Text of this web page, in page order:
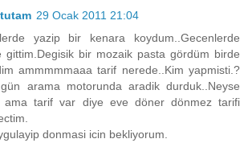
29 Ocak 2011 21:04
yazip bir kenara koydum..Gecenlerde
gittim.Degisik bir mozaik pasta gördüm birde
ammmmmaaa tarif nerede..Kim yapmisti.?
arama motorunda aradik durduk..Neyse
ama tarif var diye eve döner dönmez tarifi
donmasi icin bekliyorum.